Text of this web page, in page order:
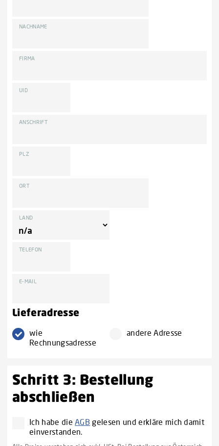
NACHNAME
FIRMA
UID
ANSCHRIFT
PLZ
ORT
LAND
TELEFON
E-MAIL
Lieferadresse
wie
Rechnungsadresse
andere Adresse
Schritt 3: Bestellung
abschließen
Ich habe dieAGB gelesen und erkläre mich damit
einverstanden.